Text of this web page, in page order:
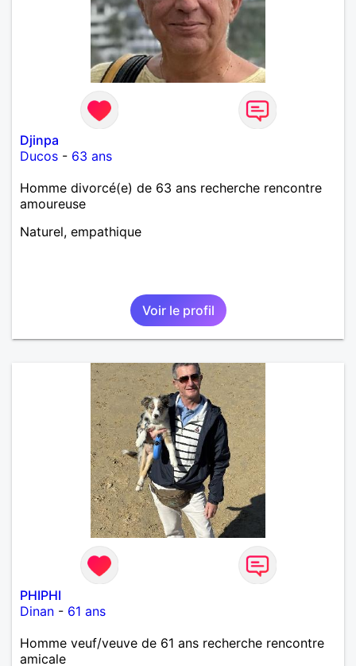
Djinpa
Ducos - 63 ans
Homme divorcé(e) de 63 ans recherche rencontre
amoureuse
Naturel, empathique
Voir le profil
PHIPHI
Dinan - 61 ans
Homme veuf/veuve de 61 ans recherche rencontre
amicale